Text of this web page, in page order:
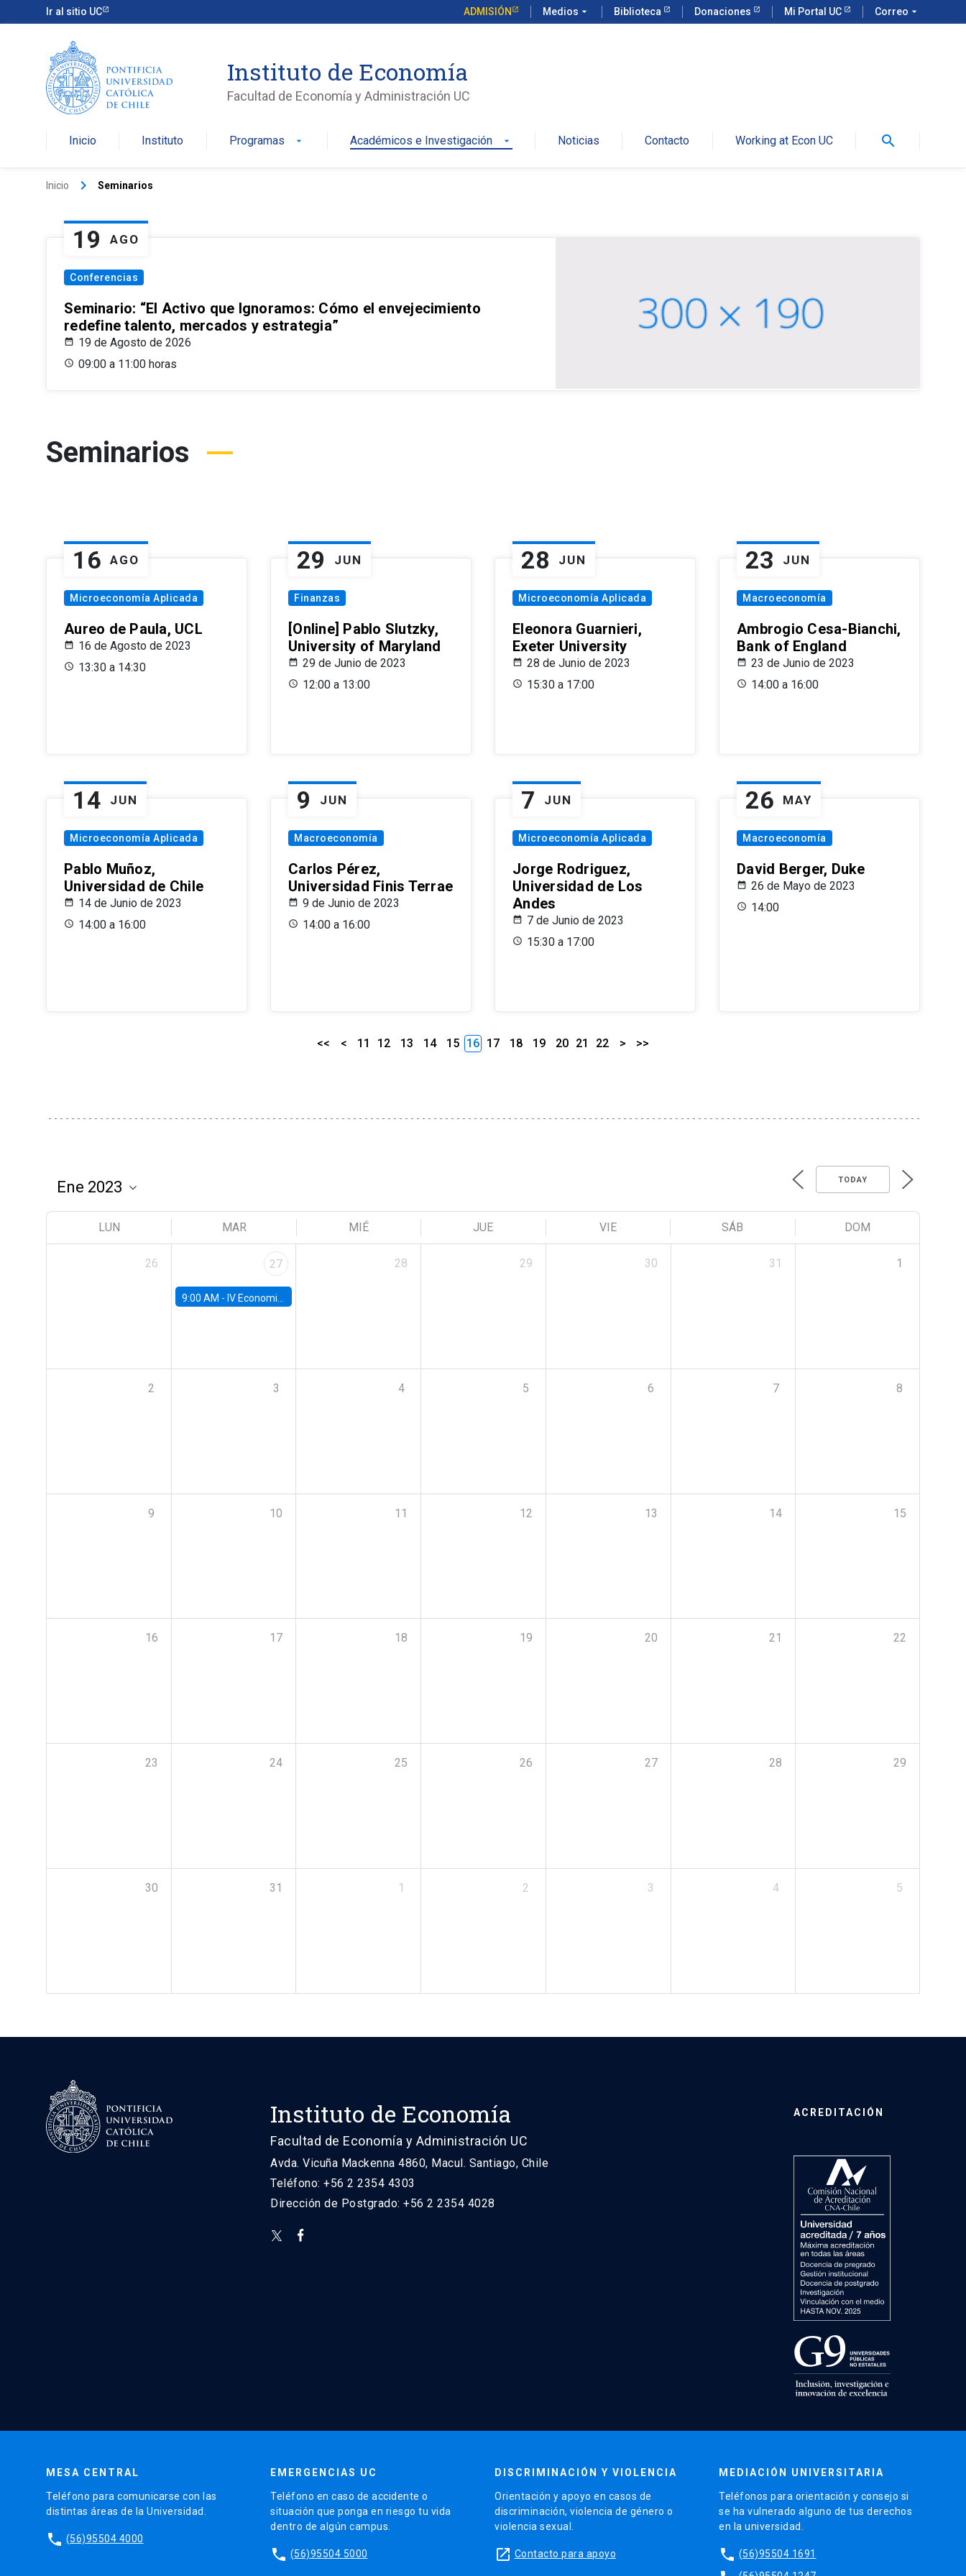
Ir al sitio UC ADMISIÓN Medios arrow_drop_down Biblioteca Donaciones Mi Portal UC Correo arrow_drop_down
Instituto de Economía
Facultad de Economía y Administración UC
Inicio Instituto Programas arrow_drop_down Académicos e Investigación arrow_drop_down Noticias Contacto Working at Econ UC search
Inicio keyboard_arrow_right Seminarios
19 AGO
Conferencias
Seminario: “El Activo que Ignoramos: Cómo el envejecimiento
redefine talento, mercados y estrategia”
19 de Agosto de 2026
09:00 a 11:00 horas
Seminarios
16 AGO
Microeconomía Aplicada
Aureo de Paula, UCL
16 de Agosto de 2023
13:30 a 14:30
29 JUN
Finanzas
[Online] Pablo Slutzky,
University of Maryland
29 de Junio de 2023
12:00 a 13:00
28 JUN
Microeconomía Aplicada
Eleonora Guarnieri,
Exeter University
28 de Junio de 2023
15:30 a 17:00
23 JUN
Macroeconomía
Ambrogio Cesa-Bianchi,
Bank of England
23 de Junio de 2023
14:00 a 16:00
14 JUN
Microeconomía Aplicada
Pablo Muñoz,
Universidad de Chile
14 de Junio de 2023
14:00 a 16:00
9 JUN
Macroeconomía
Carlos Pérez,
Universidad Finis Terrae
9 de Junio de 2023
14:00 a 16:00
7 JUN
Microeconomía Aplicada
Jorge Rodriguez,
Universidad de Los
Andes
7 de Junio de 2023
15:30 a 17:00
26 MAY
Macroeconomía
David Berger, Duke
26 de Mayo de 2023
14:00
<< < 11 12 13 14 15 16 17 18 19 20 21 22 > >>
TODAY
LUN MAR MIÉ JUE VIE SÁB DOM
26 27
9:00 AM - IV Economics Alumni Workshop
28 29 30 31 1
2 3 4 5 6 7 8
9 10 11 12 13 14 15
16 17 18 19 20 21 22
23 24 25 26 27 28 29
30 31 1 2 3 4 5
Instituto de Economía
Facultad de Economía y Administración UC
Avda. Vicuña Mackenna 4860, Macul. Santiago, Chile
Teléfono: +56 2 2354 4303
Dirección de Postgrado: +56 2 2354 4028
ACREDITACIÓN
MESA CENTRAL
Teléfono para comunicarse con las
distintas áreas de la Universidad.
phone (56)95504 4000
EMERGENCIAS UC
Teléfono en caso de accidente o
situación que ponga en riesgo tu vida
dentro de algún campus.
phone (56)95504 5000
DISCRIMINACIÓN Y VIOLENCIA
Orientación y apoyo en casos de
discriminación, violencia de género o
violencia sexual.
launch Contacto para apoyo
MEDIACIÓN UNIVERSITARIA
Teléfonos para orientación y consejo si
se ha vulnerado alguno de tus derechos
en la universidad.
phone (56)95504 1691